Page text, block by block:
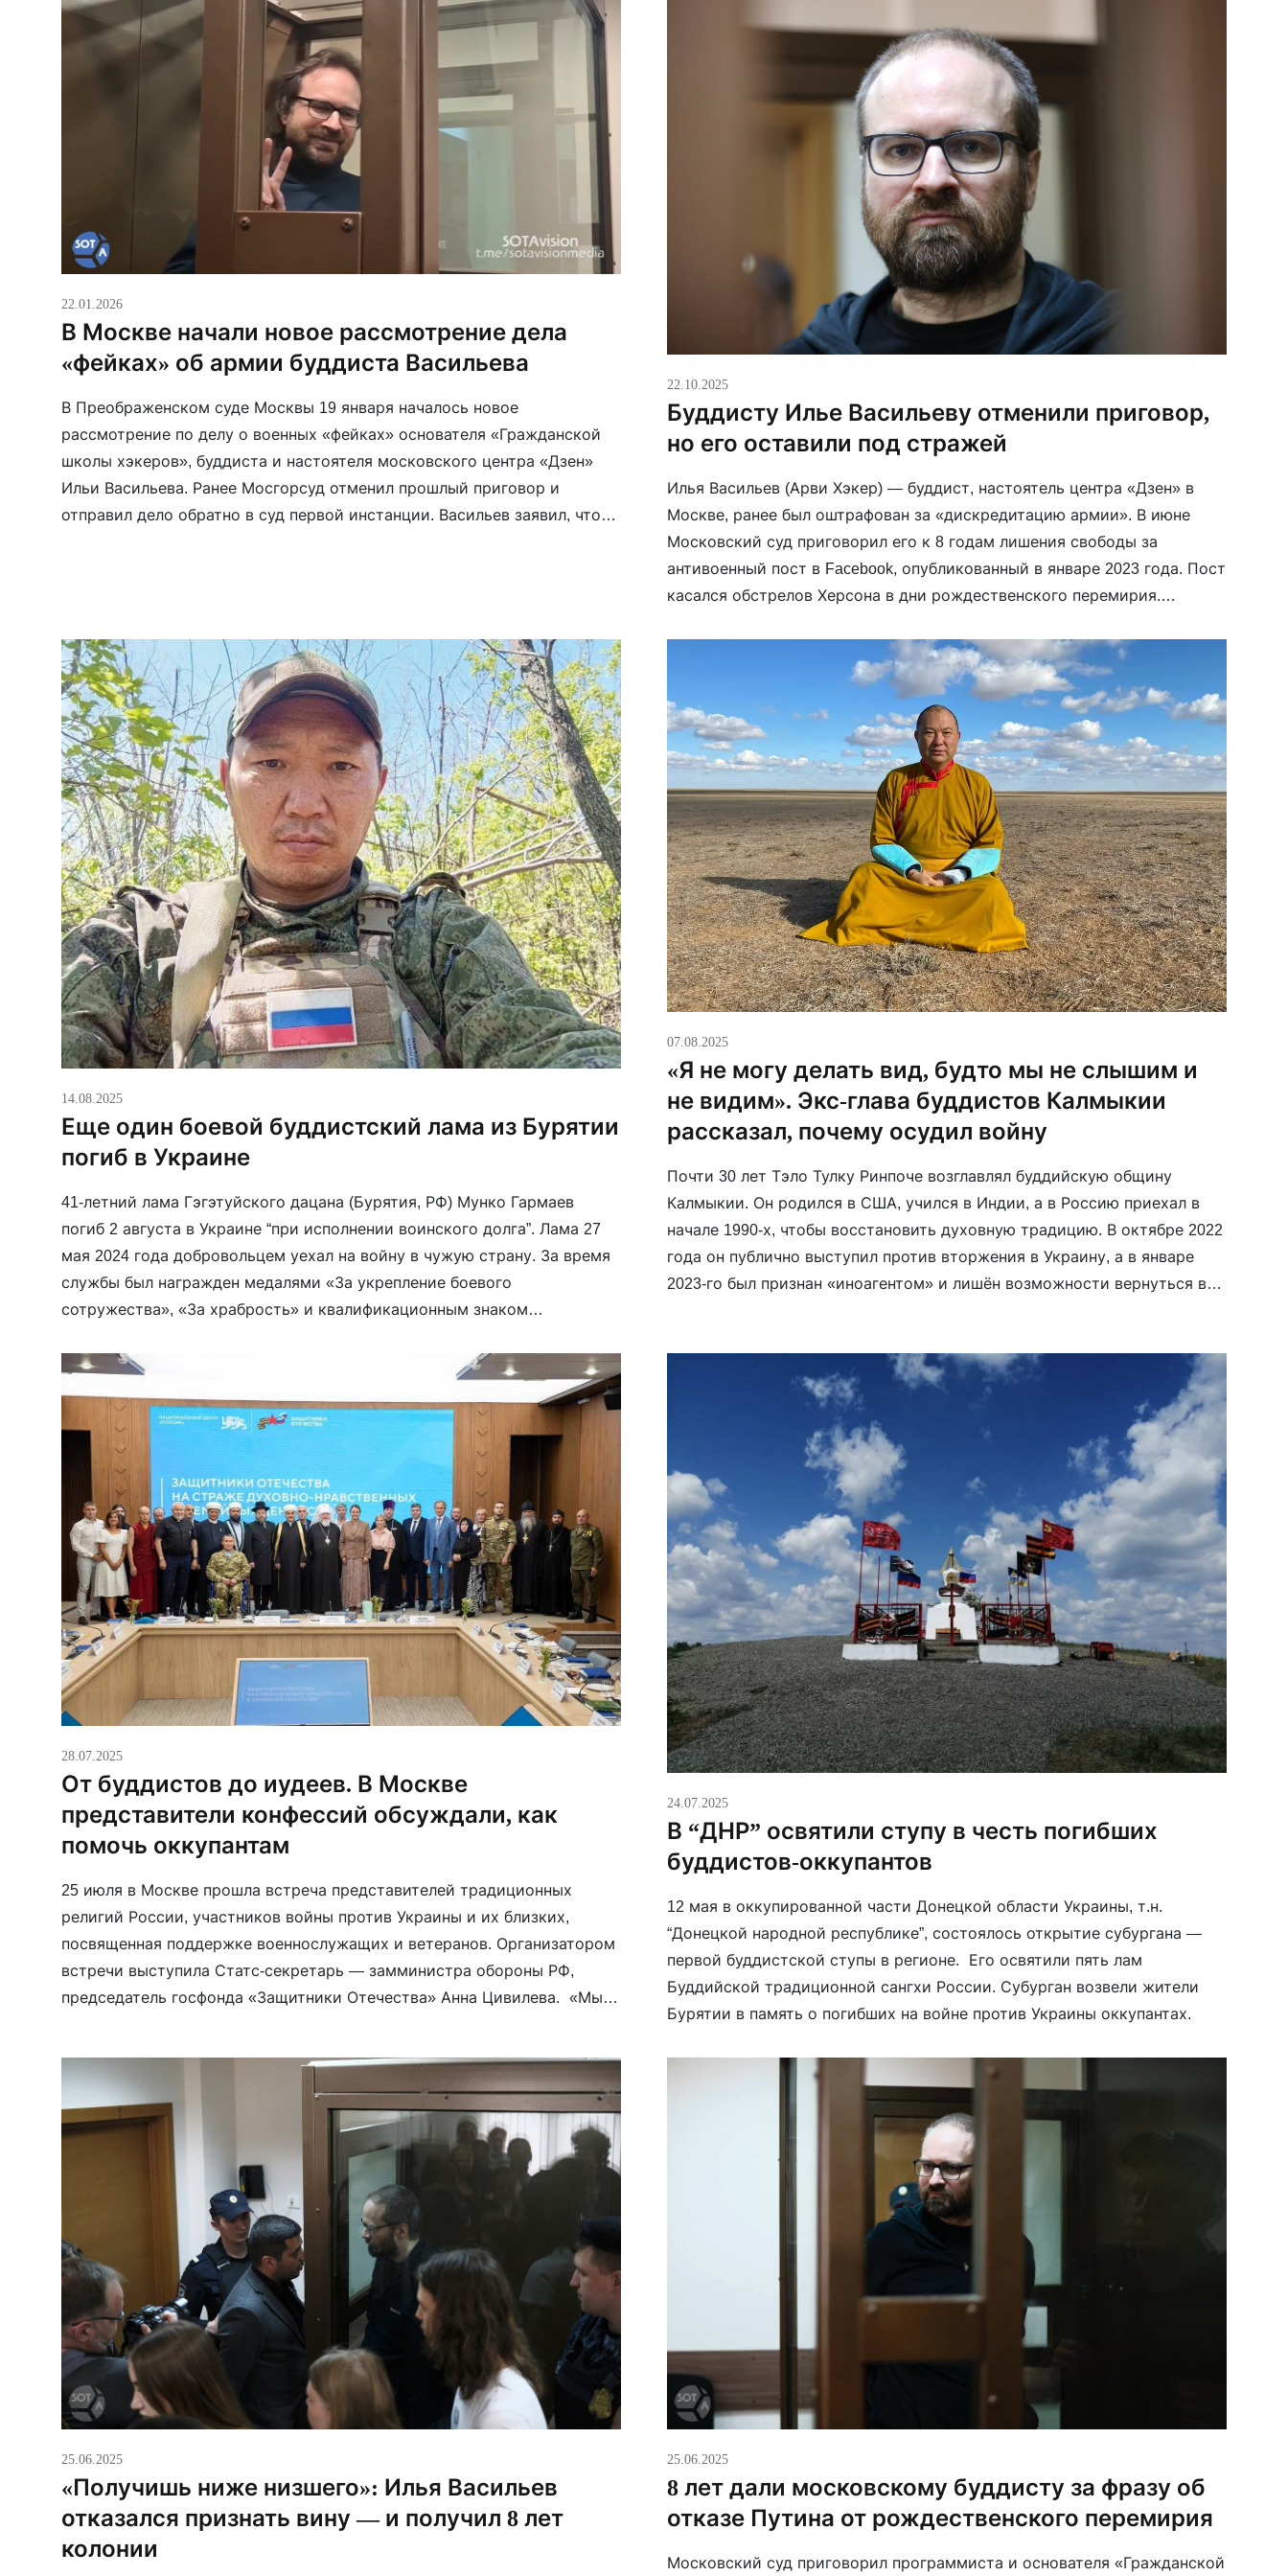
22.01.2026
В Москве начали новое рассмотрение дела
«фейках» об армии буддиста Васильева
В Преображенском суде Москвы 19 января началось новое
рассмотрение по делу о военных «фейках» основателя «Гражданской
школы хэкеров», буддиста и настоятеля московского центра «Дзен»
Ильи Васильева. Ранее Мосгорсуд отменил прошлый приговор и
отправил дело обратно в суд первой инстанции. Васильев заявил, что
22.10.2025
Буддисту Илье Васильеву отменили приговор,
но его оставили под стражей
Илья Васильев (Арви Хэкер) — буддист, настоятель центра «Дзен» в
Москве, ранее был оштрафован за «дискредитацию армии». В июне
Московский суд приговорил его к 8 годам лишения свободы за
антивоенный пост в Facebook, опубликованный в январе 2023 года. Пост
касался обстрелов Херсона в дни рождественского перемирия.
14.08.2025
Еще один боевой буддистский лама из Бурятии
погиб в Украине
41-летний лама Гэгэтуйского дацана (Бурятия, РФ) Мунко Гармаев
погиб 2 августа в Украине “при исполнении воинского долга”. Лама 27
мая 2024 года добровольцем уехал на войну в чужую страну. За время
службы был награжден медалями «За укрепление боевого
сотружества», «За храбрость» и квалификационным знаком
Донецкой области […]
07.08.2025
«Я не могу делать вид, будто мы не слышим и
не видим». Экс-глава буддистов Калмыкии
рассказал, почему осудил войну
Почти 30 лет Тэло Тулку Ринпоче возглавлял буддийскую общину
Калмыкии. Он родился в США, учился в Индии, а в Россию приехал в
начале 1990-х, чтобы восстановить духовную традицию. В октябре 2022
года он публично выступил против вторжения в Украину, а в январе
2023-го был признан «иноагентом» и лишён возможности вернуться в
28.07.2025
От буддистов до иудеев. В Москве
представители конфессий обсуждали, как
помочь оккупантам
25 июля в Москве прошла встреча представителей традиционных
религий России, участников войны против Украины и их близких,
посвященная поддержке военнослужащих и ветеранов. Организатором
встречи выступила Статс-секретарь — замминистра обороны РФ,
председатель госфонда «Защитники Отечества» Анна Цивилева. «Мы
24.07.2025
В “ДНР” освятили ступу в честь погибших
буддистов-оккупантов
12 мая в оккупированной части Донецкой области Украины, т.н.
“Донецкой народной республике”, состоялось открытие субургана —
первой буддистской ступы в регионе. Его освятили пять лам
Буддийской традиционной сангхи России. Субурган возвели жители
Бурятии в память о погибших на войне против Украины оккупантах.
25.06.2025
«Получишь ниже низшего»: Илья Васильев
отказался признать вину — и получил 8 лет
колонии
25.06.2025
8 лет дали московскому буддисту за фразу об
отказе Путина от рождественского перемирия
Московский суд приговорил программиста и основателя «Гражданской